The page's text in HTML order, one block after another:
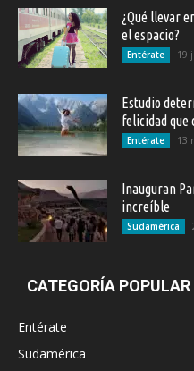
¿Qué llevar
el espacio?
Entérate 19
Estudio
felicidad que
Entérate 13
Inauguran
increíble
Sudamérica
CATEGORÍA POPULAR
Entérate
Sudamérica